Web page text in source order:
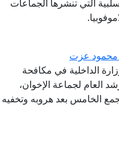
التي تنشرها الجماعات
محمود عزت
الداخلية في مكافحة
العام لجماعة الإخوان،
الخامس بعد هروبه وتخفيه